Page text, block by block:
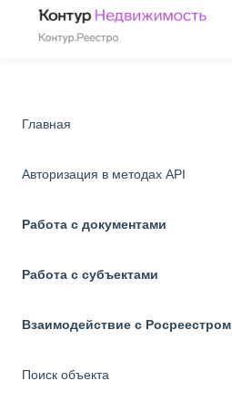
Главная
Авторизация в методах API
Работа с документами
Работа с субъектами
Взаимодействие с Росреестром
Поиск объекта